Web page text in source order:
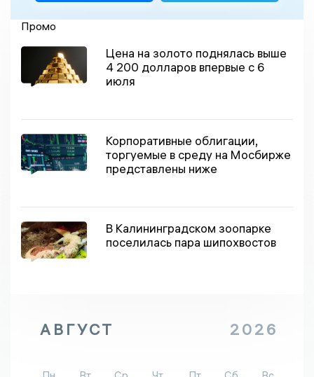
Промо
Цена на золото поднялась выше
4 200 долларов впервые с 6
июля
Корпоративные облигации,
торгуемые в среду на Мосбирже
представлены ниже
В Калининградском зоопарке
поселилась пара шипохвостов
АВГУСТ 2026